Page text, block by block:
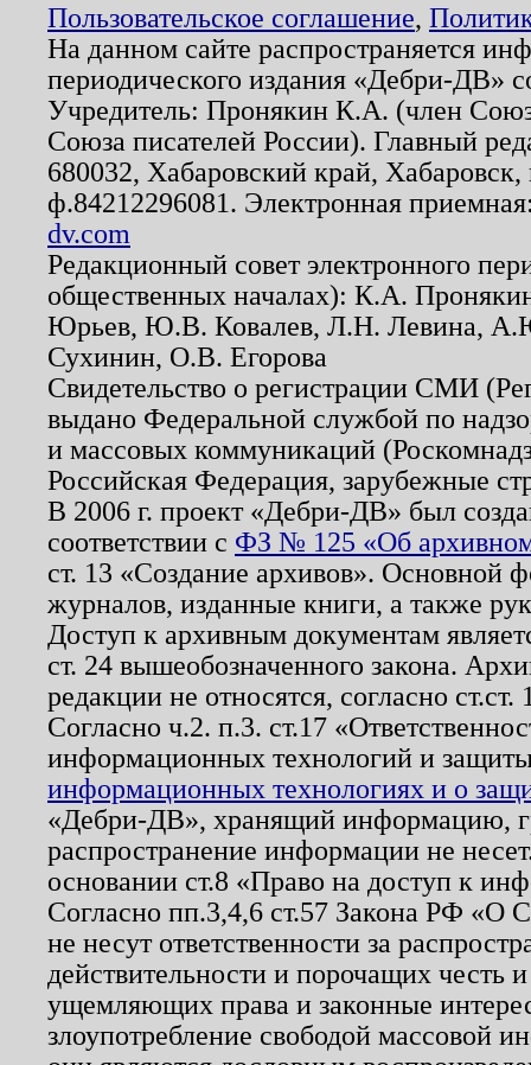
Пользовательское соглашение,
На данном сайте распространяется
периодического издания «Дебри-ДВ»
Учредитель: Пронякин К.А. (член
Союза писателей России). Главный
680032, Хабаровский край,
ф.84212296081. Электронная
dv.com
Редакционный совет электронного
общественных началах): К.А.
Юрьев, Ю.В. Ковалев, Л.Н. Левина,
Сухинин, О.В. Егорова
Свидетельство о регистрации СМИ
выдано Федеральной службой по
и массовых коммуникаций
Российская Федерация, зарубежные
В 2006 г. проект «Дебри-ДВ» был
соответствии с ФЗ № 125 «Об
ст. 13 «Создание архивов». Основной
журналов, изданные книги, а также
Доступ к архивным документам
ст. 24 вышеобозначенного закона.
редакции не относятся, согласно
Согласно ч.2. п.3. ст.17
информационных технологий и
информационных технологиях и о
«Дебри-ДВ», хранящий информацию,
распространение информации не
основании ст.8 «Право на доступ к
Согласно пп.3,4,6 ст.57 Закона РФ «О
не несут ответственности за
действительности и порочащих честь
ущемляющих права и законные
злоупотребление свободой массовой